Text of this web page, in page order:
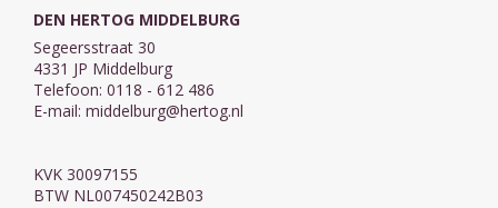
DEN HERTOG MIDDELBURG
Segeersstraat 30
4331 JP Middelburg
Telefoon: 0118 - 612 486
E-mail: middelburg@hertog.nl
KVK 30097155
BTW NL007450242B03